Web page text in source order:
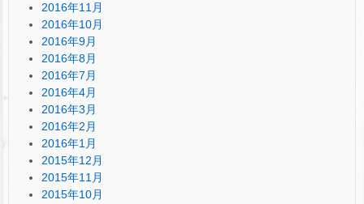
2016年11月
2016年10月
2016年9月
2016年8月
2016年7月
2016年4月
2016年3月
2016年2月
2016年1月
2015年12月
2015年11月
2015年10月